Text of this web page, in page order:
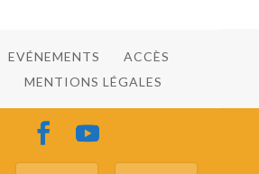
EVÉNEMENTS
ACCÈS
MENTIONS LÉGALES